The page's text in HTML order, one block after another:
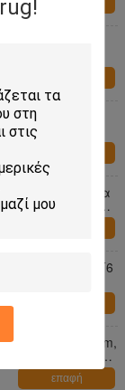
μ3 συνδέσμων
από τις
βίδα
την
6061 T6
μέρη 120mm,
τα μέρη στη
επαφή